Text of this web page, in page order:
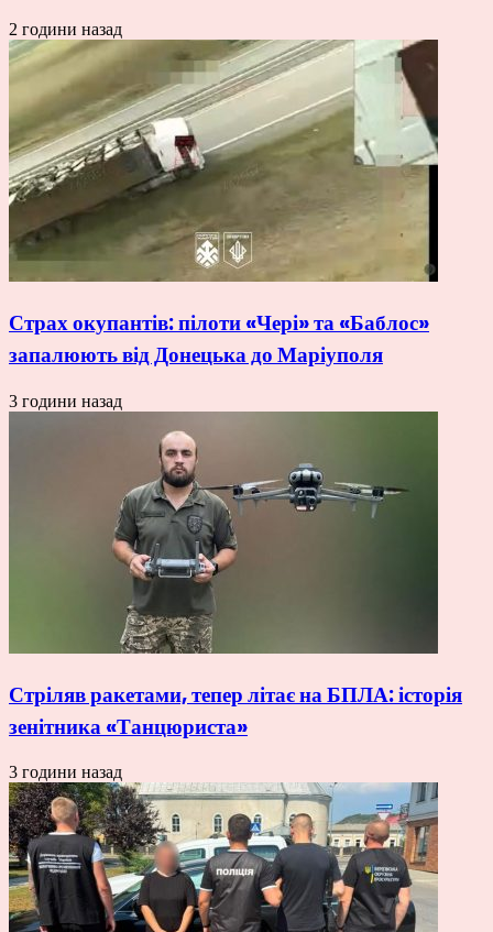
2 години назад
Страх окупантів: пілоти «Чері» та «Баблос»
запалюють від Донецька до Маріуполя
3 години назад
Стріляв ракетами, тепер літає на БПЛА: історія
зенітника «Танцюриста»
3 години назад